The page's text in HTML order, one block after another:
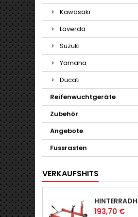
Kawasaki
Laverda
Suzuki
Yamaha
Ducati
Reifenwuchtgeräte
Zubehör
Angebote
Fussrasten
VERKAUFSHITS
Preis
193,70 €